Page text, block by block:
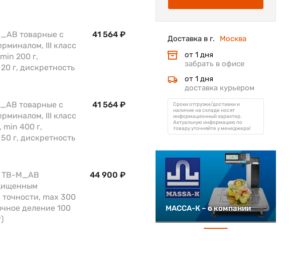
товарные с
III класс
200 г,
г, дискретность
41 564 ₽
товарные с
III класс
min 400 г,
г, дискретность
41 564 ₽
M_AB
max 300
деление 100
44 900 ₽
Доставка в г.
Москва
от 1 дня
забрать в офисе
от 1 дня
доставка курьером
Сроки отгрузки/доставки и
наличие на складе носят
информационный характер.
Актуальную информацию по
товару уточняйте у менеджера!
МАССА-К – о компании